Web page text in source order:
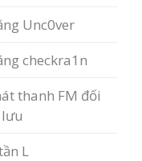
Unc0ver
checkra1n
thanh FM đối
L